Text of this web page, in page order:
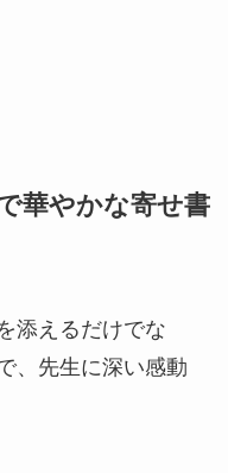
華やかな寄せ書
添えるだけでな
、先生に深い感動